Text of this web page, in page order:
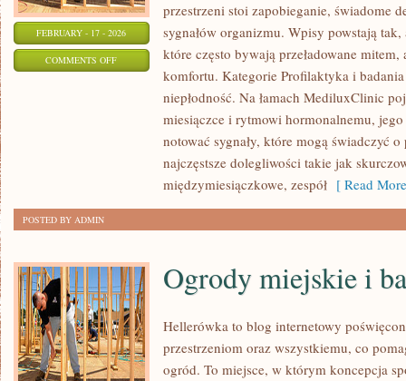
FEBRUARY - 17 - 2026
COMMENTS OFFON
PŁODNOŚĆ
NIEPŁODNOŚĆ
przestrzeni stoi zapobieganie, świadome
sygnałów organizmu. Wpisy powstają
które często bywają przeładowane
komfortu. Kategorie Profilaktyka i
niepłodność. Na łamach MediluxClinic
miesiączce i rytmowi hormonalnemu,
notować sygnały, które mogą świadczyć
najczęstsze dolegliwości takie jak
międzymiesiączkowe, zespół [ Read
POSTED BY ADMIN
Ogrody miejskie i
Hellerówka to blog internetowy
przestrzeniom oraz wszystkiemu, co
ogród. To miejsce, w którym koncepcja